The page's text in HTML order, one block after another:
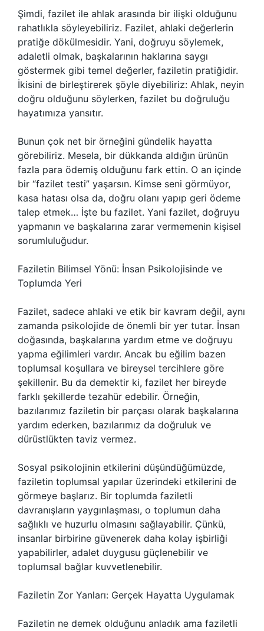
Şimdi, fazilet ile ahlak arasında bir ilişki olduğunu
rahatlıkla söyleyebiliriz. Fazilet, ahlaki değerlerin
pratiğe dökülmesidir. Yani, doğruyu söylemek,
adaletli olmak, başkalarının haklarına saygı
göstermek gibi temel değerler, faziletin pratiğidir.
İkisini de birleştirerek şöyle diyebiliriz: Ahlak, neyin
doğru olduğunu söylerken, fazilet bu doğruluğu
hayatımıza yansıtır.
Bunun çok net bir örneğini gündelik hayatta
görebiliriz. Mesela, bir dükkanda aldığın ürünün
fazla para ödemiş olduğunu fark ettin. O an içinde
bir “fazilet testi” yaşarsın. Kimse seni görmüyor,
kasa hatası olsa da, doğru olanı yapıp geri ödeme
talep etmek… İşte bu fazilet. Yani fazilet, doğruyu
yapmanın ve başkalarına zarar vermemenin kişisel
sorumluluğudur.
Faziletin Bilimsel Yönü: İnsan Psikolojisinde ve
Toplumda Yeri
Fazilet, sadece ahlaki ve etik bir kavram değil, aynı
zamanda psikolojide de önemli bir yer tutar. İnsan
doğasında, başkalarına yardım etme ve doğruyu
yapma eğilimleri vardır. Ancak bu eğilim bazen
toplumsal koşullara ve bireysel tercihlere göre
şekillenir. Bu da demektir ki, fazilet her bireyde
farklı şekillerde tezahür edebilir. Örneğin,
bazılarımız faziletin bir parçası olarak başkalarına
yardım ederken, bazılarımız da doğruluk ve
dürüstlükten taviz vermez.
Sosyal psikolojinin etkilerini düşündüğümüzde,
faziletin toplumsal yapılar üzerindeki etkilerini de
görmeye başlarız. Bir toplumda faziletli
davranışların yaygınlaşması, o toplumun daha
sağlıklı ve huzurlu olmasını sağlayabilir. Çünkü,
insanlar birbirine güvenerek daha kolay işbirliği
yapabilirler, adalet duygusu güçlenebilir ve
toplumsal bağlar kuvvetlenebilir.
Faziletin Zor Yanları: Gerçek Hayatta Uygulamak
Faziletin ne demek olduğunu anladık ama faziletli